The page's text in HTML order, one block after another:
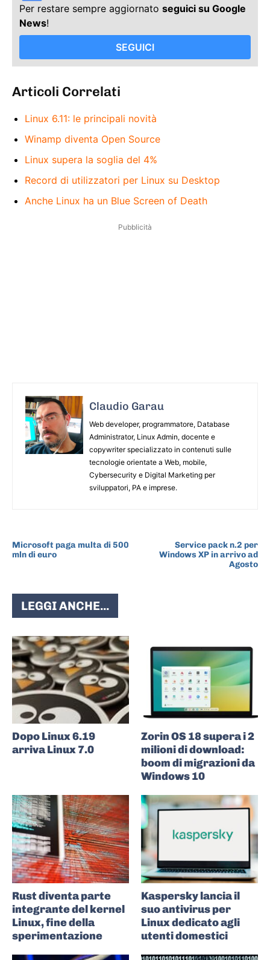
Per restare sempre aggiornato seguici su Google
News!
SEGUICI
Articoli Correlati
Linux 6.11: le principali novità
Winamp diventa Open Source
Linux supera la soglia del 4%
Record di utilizzatori per Linux su Desktop
Anche Linux ha un Blue Screen of Death
Pubblicità
Claudio Garau
Web developer, programmatore, Database
Administrator, Linux Admin, docente e
copywriter specializzato in contenuti sulle
tecnologie orientate a Web, mobile,
Cybersecurity e Digital Marketing per
sviluppatori, PA e imprese.
Microsoft paga multa di 500
mln di euro
Service pack n.2 per
Windows XP in arrivo ad
Agosto
LEGGI ANCHE...
Dopo Linux 6.19
arriva Linux 7.0
Zorin OS 18 supera i 2
milioni di download:
boom di migrazioni da
Windows 10
Rust diventa parte
integrante del kernel
Linux, fine della
sperimentazione
Kaspersky lancia il
suo antivirus per
Linux dedicato agli
utenti domestici